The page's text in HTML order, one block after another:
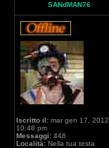
SANdMAN76
Iscritto il: mar gen 17, 2012
10:48 pm
Messaggi: 448
Località: Nella tua testa